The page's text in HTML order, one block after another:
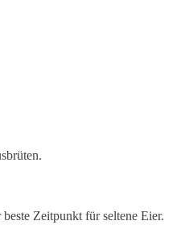
Zeitpunkt für seltene Eier.